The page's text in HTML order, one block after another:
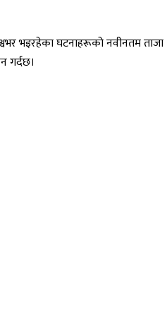
भइरहेका घटनाहरूको नवीनतम ताजा
गर्दछ।